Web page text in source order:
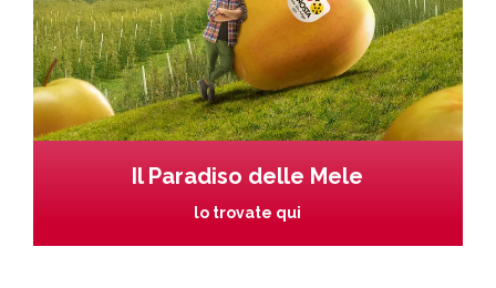
Il Paradiso delle Mele
lo trovate qui